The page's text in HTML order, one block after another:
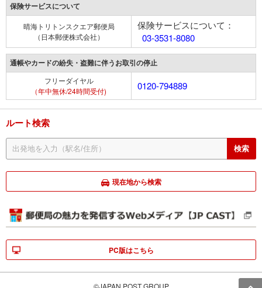
保険サービスについて
晴海トリトンスクエア郵便局
（日本郵便株式会社）
保険サービスについて：
03-3531-8080
通帳やカードの紛失・盗難に伴うお取引の停止
フリーダイヤル
（年中無休/24時間受付)
0120-794889
ルート検索
現在地から検索
PC版はこちら